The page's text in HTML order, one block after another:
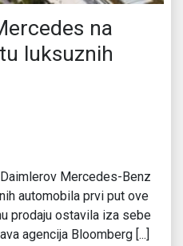
na
luksuznih
Mercedes-Benz
automobila prvi put ove
prodaju ostavila iza sebe
agencija Bloomberg [...]